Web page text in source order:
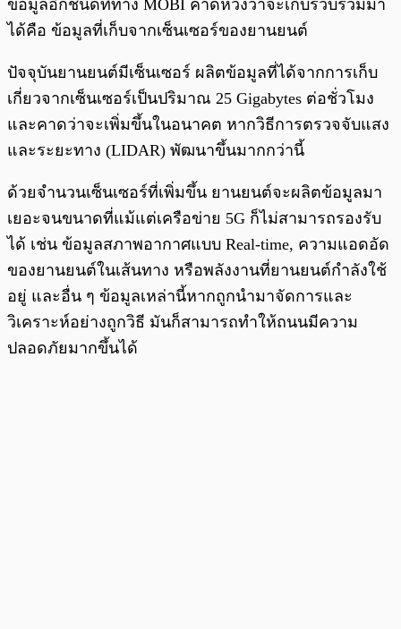
ข้อมูลอีกชนิดที่ทาง MOBI คาดหวังว่าจะเก็บรวบรวมมา
ได้คือ ข้อมูลที่เก็บจากเซ็นเซอร์ของยานยนต์
ปัจจุบันยานยนต์มีเซ็นเซอร์ ผลิตข้อมูลที่ได้จากการเก็บ
เกี่ยวจากเซ็นเซอร์เป็นปริมาณ 25 Gigabytes ต่อชั่วโมง
และคาดว่าจะเพิ่มขึ้นในอนาคต หากวิธีการตรวจจับแสง
และระยะทาง (LIDAR) พัฒนาขึ้นมากกว่านี้
ด้วยจำนวนเซ็นเซอร์ที่เพิ่มขึ้น ยานยนต์จะผลิตข้อมูลมา
เยอะจนขนาดที่แม้แต่เครือข่าย 5G ก็ไม่สามารถรองรับ
ได้ เช่น ข้อมูลสภาพอากาศแบบ Real-time, ความแอดอัด
ของยานยนต์ในเส้นทาง หรือพลังงานที่ยานยนต์กำลังใช้
อยู่ และอื่น ๆ ข้อมูลเหล่านี้หากถูกนำมาจัดการและ
วิเคราะห์อย่างถูกวิธี มันก็สามารถทำให้ถนนมีความ
ปลอดภัยมากขึ้นได้